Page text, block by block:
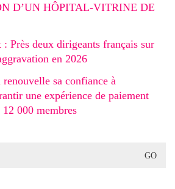
D’UN HÔPITAL-VITRINE DE
: Près deux dirigeants français sur
en 2026
sa confiance à
une expérience de paiement
000 membres